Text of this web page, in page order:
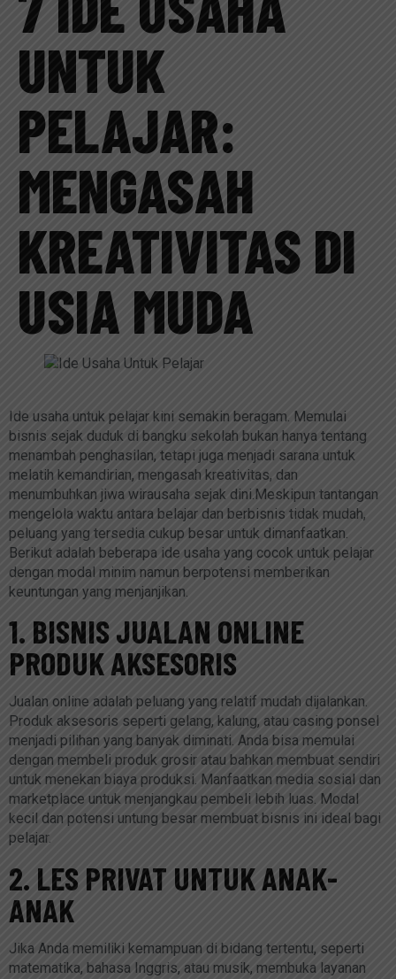
UNTUK
PELAJAR:
MENGASAH
KREATIVITAS DI
USIA MUDA
Ide usaha untuk pelajar kini semakin beragam. Memulai
bisnis sejak duduk di bangku sekolah bukan hanya tentang
menambah penghasilan, tetapi juga menjadi sarana untuk
melatih kemandirian, mengasah kreativitas, dan
menumbuhkan jiwa wirausaha sejak dini.Meskipun tantangan
mengelola waktu antara belajar dan berbisnis tidak mudah,
peluang yang tersedia cukup besar untuk dimanfaatkan.
Berikut adalah beberapa ide usaha yang cocok untuk pelajar
dengan modal minim namun berpotensi memberikan
keuntungan yang menjanjikan.
1. BISNIS JUALAN ONLINE
PRODUK AKSESORIS
Jualan online adalah peluang yang relatif mudah dijalankan.
Produk aksesoris seperti gelang, kalung, atau casing ponsel
menjadi pilihan yang banyak diminati. Anda bisa memulai
dengan membeli produk grosir atau bahkan membuat sendiri
untuk menekan biaya produksi. Manfaatkan media sosial dan
marketplace untuk menjangkau pembeli lebih luas. Modal
kecil dan potensi untung besar membuat bisnis ini ideal bagi
pelajar.
2. LES PRIVAT UNTUK ANAK-
ANAK
Jika Anda memiliki kemampuan di bidang tertentu, seperti
matematika, bahasa Inggris, atau musik, membuka layanan